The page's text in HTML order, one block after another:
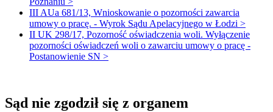
III AUa 681/13, Wnioskowanie o pozorności zawarcia
umowy o pracę. - Wyrok Sądu Apelacyjnego w Łodzi >
II UK 298/17, Pozorność oświadczenia woli. Wyłączenie
pozorności oświadczeń woli o zawarciu umowy o pracę -
Postanowienie SN >
Sąd nie zgodził się z organem